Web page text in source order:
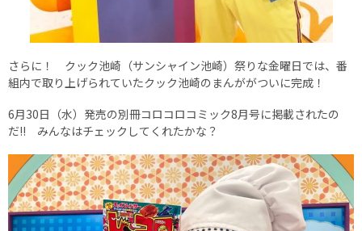
さらに！ クック池崎（サンシャイン池崎）祭りな金曜日では、番
組内で取り上げられていたクック池崎のまんががついに完成！
6月30日（水）発売の別冊コロコロコミック8月号に掲載されたの
だ!! みんなはチェックしてくれたかな？